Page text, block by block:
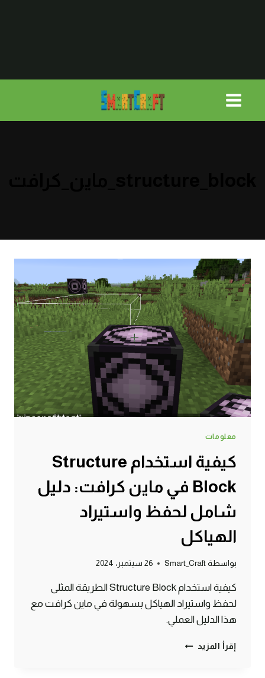
معلومات
كيفية استخدام Structure
Block في ماين كرافت: دليل
شامل لحفظ واستيراد
الهياكل
بواسطة Smart_Craft 26 سبتمبر، 2024
كيفية استخدام Structure Block الطريقة المثلى
لحفظ واستيراد الهياكل بسهولة في ماين كرافت مع
هذا الدليل العملي.
إقرأ المزيد كيفية